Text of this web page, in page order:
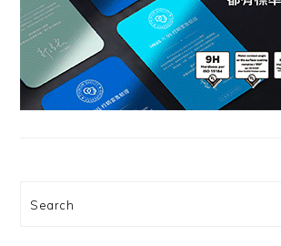
Search